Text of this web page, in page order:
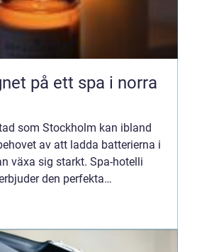
på ett spa i norra
som Stockholm kan ibland
av att ladda batterierna i
växa sig starkt. Spa-hotelli
den perfekta